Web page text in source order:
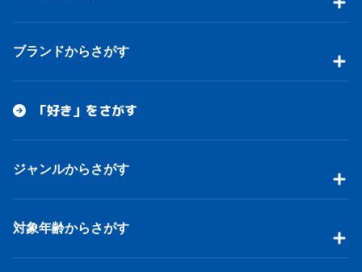
ブランドからさがす
「好き」をさがす
ジャンルからさがす
対象年齢からさがす